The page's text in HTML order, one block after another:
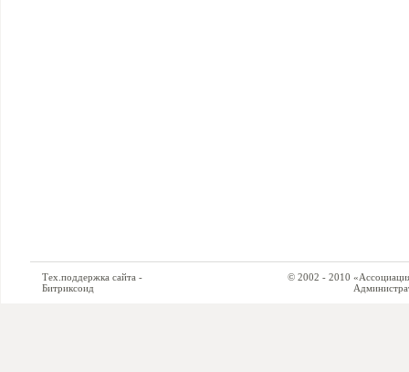
Тех.поддержка сайта -
Битриксоид
© 2002 - 2010 «Ассоциация